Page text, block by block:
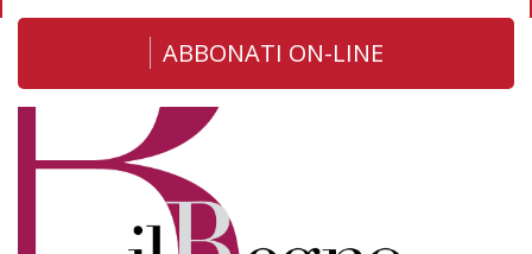
ABBONATI ON-LINE